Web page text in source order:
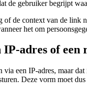
de gebruiker begrijpt
of de context van de
het om
adres of een
een IP-adres, maar
Deze vorm moet dus